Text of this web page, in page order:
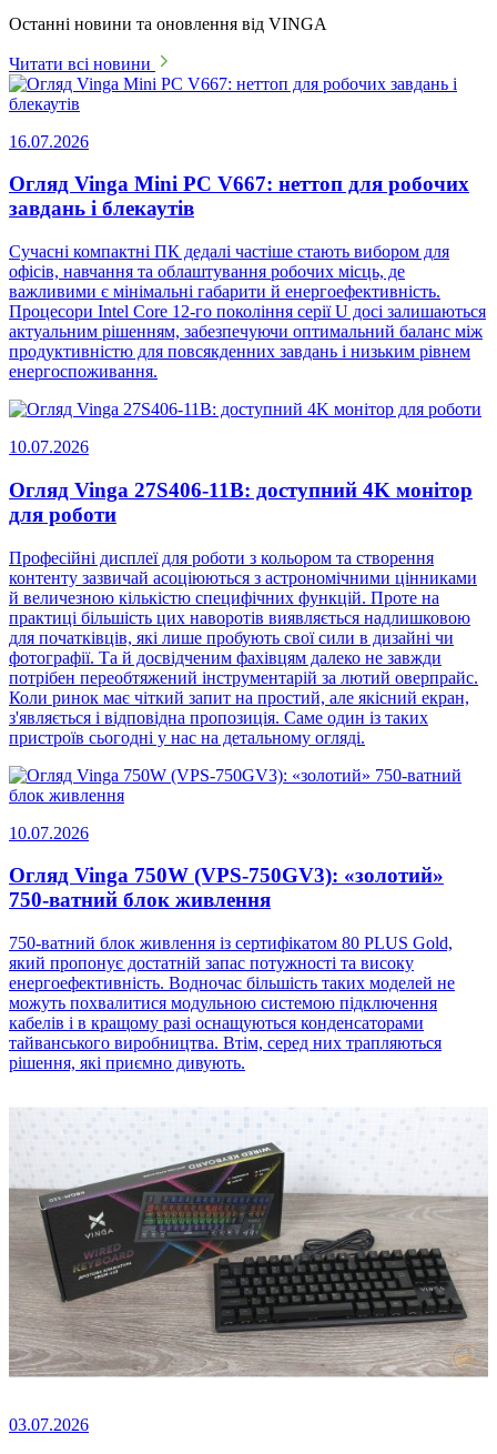
Останні новини та оновлення від VINGA
Читати всі новини
16.07.2026
Огляд Vinga Mini PC V667: неттоп для робочих
завдань і блекаутів
Сучасні компактні ПК дедалі частіше стають вибором для
офісів, навчання та облаштування робочих місць, де
важливими є мінімальні габарити й енергоефективність.
Процесори Intel Core 12-го покоління серії U досі залишаються
актуальним рішенням, забезпечуючи оптимальний баланс між
продуктивністю для повсякденних завдань і низьким рівнем
енергоспоживання.
10.07.2026
Огляд Vinga 27S406-11B: доступний 4K монітор
для роботи
Професійні дисплеї для роботи з кольором та створення
контенту зазвичай асоціюються з астрономічними цінниками
й величезною кількістю специфічних функцій. Проте на
практиці більшість цих наворотів виявляється надлишковою
для початківців, які лише пробують свої сили в дизайні чи
фотографії. Та й досвідченим фахівцям далеко не завжди
потрібен переобтяжений інструментарій за лютий оверпрайс.
Коли ринок має чіткий запит на простий, але якісний екран,
з'являється і відповідна пропозиція. Саме один із таких
пристроїв сьогодні у нас на детальному огляді.
10.07.2026
Огляд Vinga 750W (VPS-750GV3): «золотий»
750-ватний блок живлення
750-ватний блок живлення із сертифікатом 80 PLUS Gold,
який пропонує достатній запас потужності та високу
енергоефективність. Водночас більшість таких моделей не
можуть похвалитися модульною системою підключення
кабелів і в кращому разі оснащуються конденсаторами
тайванського виробництва. Втім, серед них трапляються
рішення, які приємно дивують.
03.07.2026